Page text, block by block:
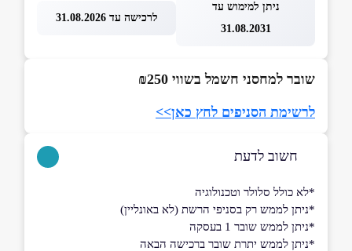
ניתן למימוש עד
31.08.2031
לרכישה עד 31.08.2026
שובר למחסני חשמל בשווי ₪250
לרשימת הסניפים לחץ כאן>>
חשוב לדעת
*לא כולל סלולר וטכנולוגיה
*ניתן לממש רק בסניפי הרשת (לא באונליין)
*ניתן לממש שובר 1 בעסקה
*ניתן לממש יתרת שובר ברכישה הבאה